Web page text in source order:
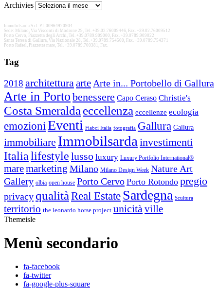
Archivies
Immobilsarda S.r.l. P.I. 00964920904
Sede: Milano, Via Visconti di Modrone 29, Tel. +39.02.76009446, Fax. +39.02.76009512
Porto Cervo, Piazzetta degli Archi, Tel. +39.0789.909000, Fax. +39.0789.909022
Santa Teresa di Gallura, Via Nazionale 28, Tel. +39.0789.754500, Fax. +39.0789.754371
Porto Rafael, Piazzetta mare, Tel. +39.0789.700381, Fax.
Tag
2018 architettura arte Arte in... Portobello di Gallura
Arte in Porto benessere Capo Ceraso Christie's
Costa Smeralda eccellenza eccellenze ecologia
emozioni Eventi Fiabci Italia fotografia Gallura Gallura
immobiliare Immobilsarda investimenti
Italia lifestyle lusso luxury Luxury Portfolio International®
maremarketing Milano Milano Design Week Nature Art
Gallery olbia open house Porto Cervo Porto Rotondo pregio
privacy qualità Real Estate Sardegna Scultura
territorio the leonardo horse project unicità ville
Themeisle
Menù secondario
fa-facebook
fa-twitter
fa-google-plus-square